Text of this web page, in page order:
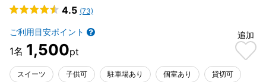
4.5 (73)
ご利用目安ポイント
1,500
追加
スイーツ 子供可 駐車場あり 個室あり 貸切可